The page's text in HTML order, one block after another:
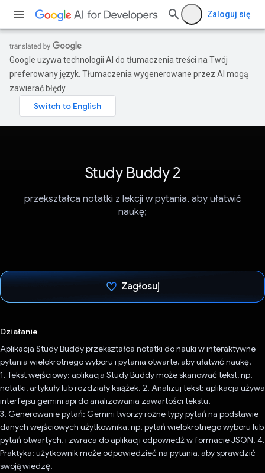
Zaloguj się
Google używa technologii AI do tłumaczenia treści na Twój
preferowany język. Tłumaczenia wygenerowane przez AI mogą
zawierać błędy.
Study Buddy 2
przekształca notatki z lekcji w pytania, aby ułatwić
naukę;
Zagłosuj
Działanie
Aplikacja Study Buddy przekształca notatki do nauki w interaktywne
pytania wielokrotnego wyboru i pytania otwarte, aby ułatwić naukę.
1. Tekst wejściowy: aplikacja Study Buddy może skanować tekst, np.
notatki, artykuły lub rozdziały książek. 2. Analizuj tekst: aplikacja używa
interfejsu gemini api do analizowania zawartości tekstu.
3. Generowanie pytań: Gemini tworzy różne typy pytań na podstawie
danych wejściowych użytkownika, np. pytań wielokrotnego wyboru lub
pytań otwartych, i zwraca do aplikacji odpowiedź w formacie JSON. 4.
Praktyka: użytkownik może odpowiedzieć na pytania, aby sprawdzić
swoją wiedzę.